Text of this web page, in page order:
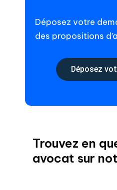
Déposez votre
des propositions
Déposez
Trouvez en
avocat sur